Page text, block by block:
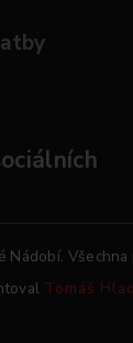
Nádobí.
Tomáš Hlad